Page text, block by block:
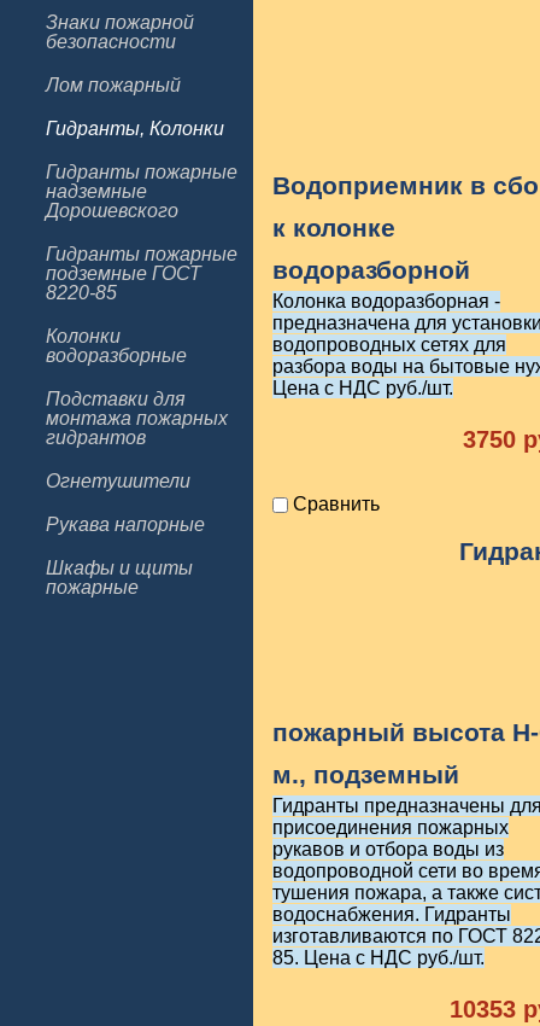
Знаки пожарной
безопасности
Лом пожарный
Гидранты, Колонки
Гидранты пожарные
надземные
Дорошевского
Гидранты пожарные
подземные ГОСТ
8220-85
Колонки
водоразборные
Подставки для
монтажа пожарных
гидрантов
Огнетушители
Рукава напорные
Шкафы и щиты
пожарные
Водоприемник в
к колонке
водоразборной
Колонка водоразборная -
предназначена для
водопроводных сетях для
разбора воды на бытовые
Цена с НДС руб./шт.
3750
Сравнить
пожарный высота
м., подземный
Гидранты предназначены
присоединения пожарных
рукавов и отбора воды из
водопроводной сети во
тушения пожара, а также
водоснабжения. Гидранты
изготавливаются по ГОСТ
85. Цена с НДС руб./шт.
10353